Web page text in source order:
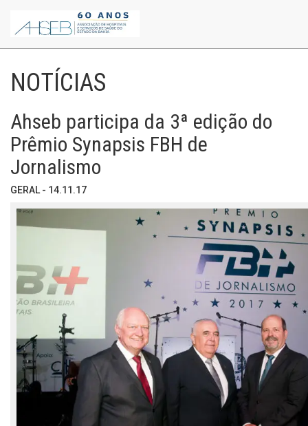
NOTÍCIAS
Ahseb participa da 3ª edição do
Prêmio Synapsis FBH de
Jornalismo
GERAL - 14.11.17